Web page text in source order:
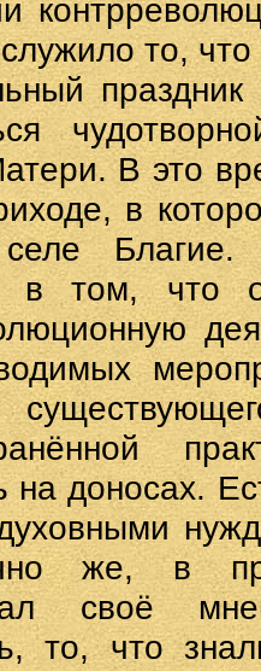
то,
В это
в
Благие.
в том, что
на доносах.
же, в
своё
то, что